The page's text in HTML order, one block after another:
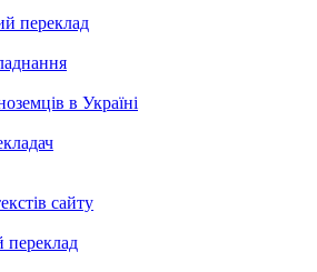
переклад
в Україні
сайту